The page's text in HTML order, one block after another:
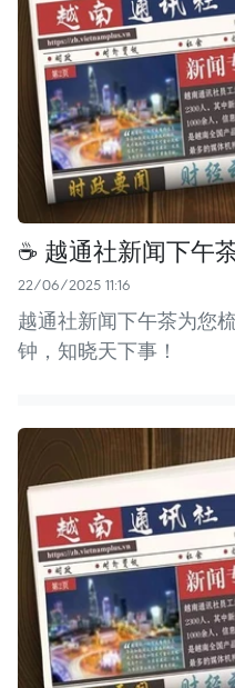
☕️ 越通社新闻下午
22/06/2025 11:16
越通社新闻下午茶为您
钟，知晓天下事！